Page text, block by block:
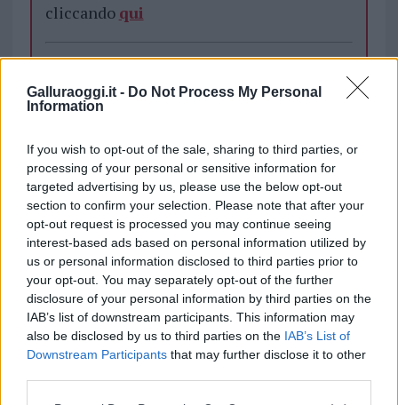
Galluraoggi.it - Do Not Process My Personal
Information
If you wish to opt-out of the sale, sharing to third parties, or
processing of your personal or sensitive information for
targeted advertising by us, please use the below opt-out
section to confirm your selection. Please note that after your
opt-out request is processed you may continue seeing
interest-based ads based on personal information utilized by
us or personal information disclosed to third parties prior to
your opt-out. You may separately opt-out of the further
disclosure of your personal information by third parties on the
IAB’s list of downstream participants. This information may
also be disclosed by us to third parties on the IAB’s List of
Downstream Participants that may further disclose it to other
cliccando qui
Sei già abbonato?
Puoi effettuare l'accesso andando nella
cliccandoqui
TEMI: Roberto Li Gioi
Notizie in tempo reale?
Entra nel canale telegram di
GalluraOggi.it